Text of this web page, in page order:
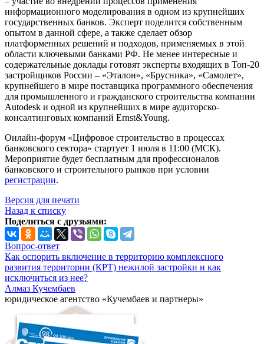
информационного моделирования в одном из крупнейших
государственных банков. Эксперт поделится собственным
опытом в данной сфере, а также сделает обзор
платформенных решений и подходов, применяемых в этой
области ключевыми банками РФ. Не менее интересные и
содержательные доклады готовят эксперты входящих в Топ-20
застройщиков России – «Эталон», «Брусника», «Самолет»,
крупнейшего в мире поставщика программного обеспечения
для промышленного и гражданского строительства компании
Autodesk и одной из крупнейших в мире аудиторско-
консалтинговых компаний Ernst&Young.
Онлайн-форум «Цифровое строительство в процессах
банковского сектора» стартует 1 июля в 11:00 (МСК).
Мероприятие будет бесплатным для профессионалов
банковского и строительного рынков при условии
регистрации.
Версия для печати
Назад к списку
Поделиться с друзьями:
Вопрос-ответ
Как оспорить включение в территорию комплексного
развития территории (КРТ) нежилой застройки и как
исключиться из нее?
Алмаз Кучембаев
юридическое агентство «Кучембаев и партнеры»